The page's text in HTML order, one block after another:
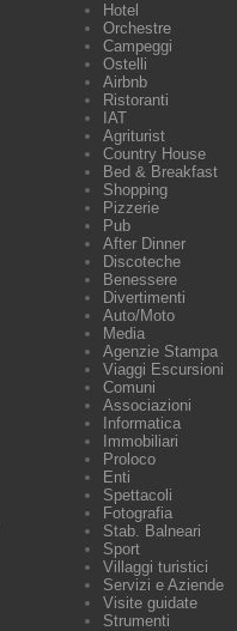
Hotel
Orchestre
Campeggi
Ostelli
Airbnb
Ristoranti
IAT
Agriturist
Country House
Bed & Breakfast
Shopping
Pizzerie
Pub
After Dinner
Discoteche
Benessere
Divertimenti
Auto/Moto
Media
Agenzie Stampa
Viaggi Escursioni
Comuni
Associazioni
Informatica
Immobiliari
Proloco
Enti
Spettacoli
Fotografia
Stab. Balneari
Sport
Villaggi turistici
Servizi e Aziende
Visite guidate
Strumenti